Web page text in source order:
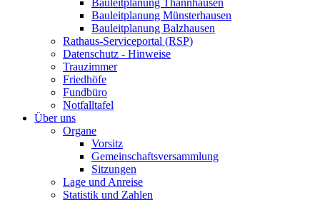
Bauleitplanung Thannhausen
Bauleitplanung Münsterhausen
Bauleitplanung Balzhausen
Rathaus-Serviceportal (RSP)
Datenschutz - Hinweise
Trauzimmer
Friedhöfe
Fundbüro
Notfalltafel
Über uns
Organe
Vorsitz
Gemeinschaftsversammlung
Sitzungen
Lage und Anreise
Statistik und Zahlen